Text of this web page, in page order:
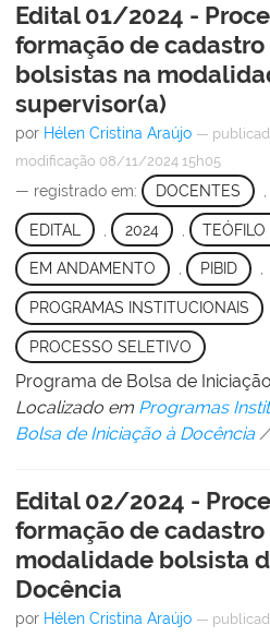
Edital 01/2024 -
formação de
bolsistas na
supervisor(a)
por Hélen Cristina Araújo —
modificação 08/11/2024 15h05
— registrado em: DOCENTES
EDITAL 2024 TEÓFILO
EM ANDAMENTO , PIBID ,
PROGRAMAS INSTITUCIONAIS
PROCESSO SELETIVO
Programa de Bolsa de
Localizado em Programas
Bolsa de Iniciação à Docência
Edital 02/2024 -
formação de cadastro
modalidade bolsista
Docência
por Hélen Cristina Araújo —